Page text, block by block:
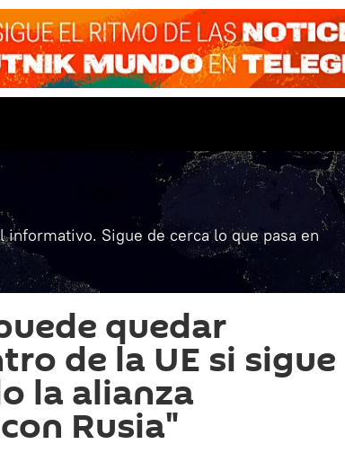
Sigue de cerca lo que pasa en
quedar
de la UE si sigue
la alianza
Rusia"